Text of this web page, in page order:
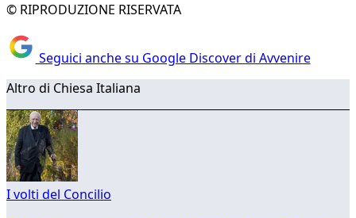
© RIPRODUZIONE RISERVATA
Seguici anche su Google Discover di Avvenire
Altro di Chiesa Italiana
I volti del Concilio